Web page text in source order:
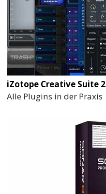
iZotope Creative Suite
Alle Plugins in der Praxis